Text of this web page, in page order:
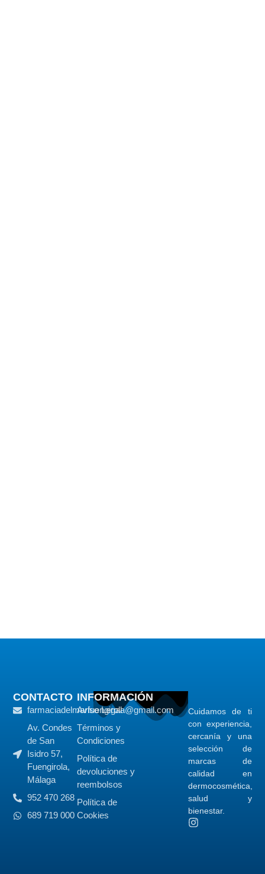
Cuidamos de ti
con experiencia,
cercanía y una
selección de
marcas de
calidad en
dermocosmética,
salud y
bienestar.
CONTACTO
farmaciadelmarfuengirola@gmail.com
Av. Condes
de San
Isidro 57,
Fuengirola,
Málaga
952 470 268
689 719 000
INFORMACIÓN
Aviso Legal
Términos y
Condiciones
Política de
devoluciones y
reembolsos
Política de
Cookies